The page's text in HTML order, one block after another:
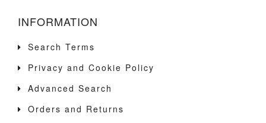
INFORMATION
Search Terms
Privacy and Cookie Policy
Advanced Search
Orders and Returns